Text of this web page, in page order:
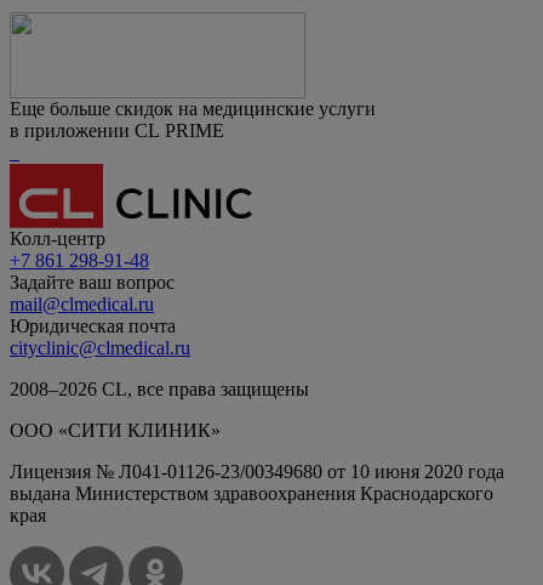
Еще больше скидок на медицинские услуги
в приложении CL PRIME
Колл-центр
+7 861 298-91-48
Задайте ваш вопрос
mail@clmedical.ru
Юридическая почта
cityclinic@clmedical.ru
2008–2026 СL, все права защищены
ООО «СИТИ КЛИНИК»
Лицензия № Л041-01126-23/00349680 от 10 июня 2020 года
выдана Министерством здравоохранения Краснодарского
края